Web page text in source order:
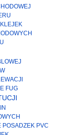
FUG
POSADZEK PVC